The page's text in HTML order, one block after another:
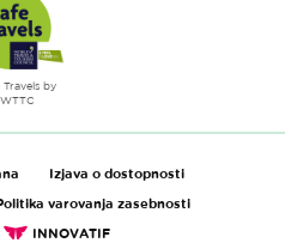
Travels by
WTTC
Izjava o dostopnosti
varovanja zasebnosti
INNOVATIF